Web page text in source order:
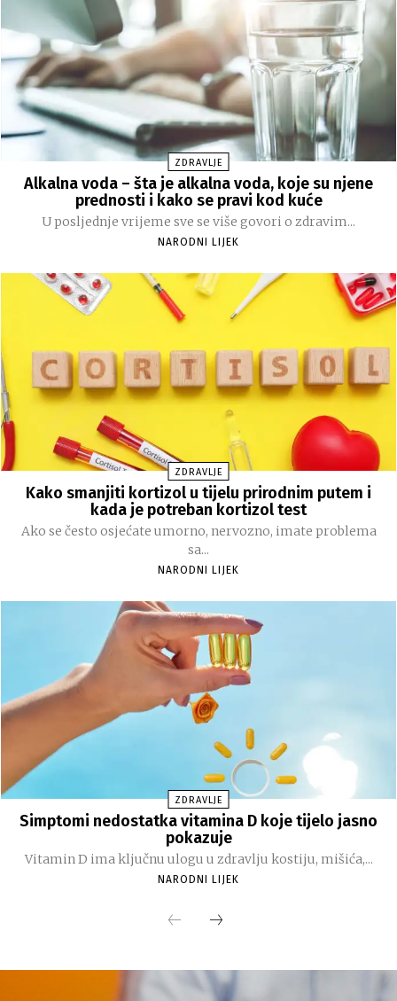
ZDRAVLJE
Alkalna voda – šta je alkalna voda, koje su njene
prednosti i kako se pravi kod kuće
U posljednje vrijeme sve se više govori o zdravim...
NARODNI LIJEK
ZDRAVLJE
Kako smanjiti kortizol u tijelu prirodnim putem i
kada je potreban kortizol test
Ako se često osjećate umorno, nervozno, imate problema
sa...
NARODNI LIJEK
ZDRAVLJE
Simptomi nedostatka vitamina D koje tijelo jasno
pokazuje
Vitamin D ima ključnu ulogu u zdravlju kostiju, mišića,...
NARODNI LIJEK